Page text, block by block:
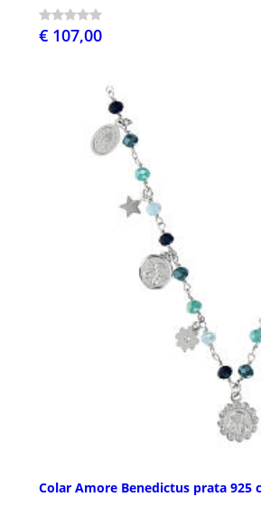
€ 107,00
Colar Amore Benedictus prata 925